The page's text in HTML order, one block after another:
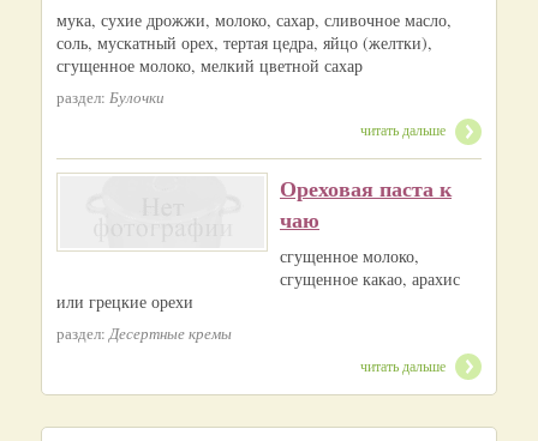
мука, сухие дрожжи, молоко, сахар, сливочное масло,
соль, мускатный орех, тертая цедра, яйцо (желтки),
сгущенное молоко, мелкий цветной сахар
раздел: Булочки
читать дальше
Ореховая паста к
чаю
сгущенное молоко,
сгущенное какао, арахис
или грецкие орехи
раздел: Десертные кремы
читать дальше